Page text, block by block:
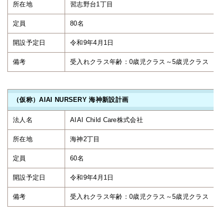
所在地 習志野台1丁目
定員 80名
開設予定日 令和9年4月1日
備考 受入れクラス年齢：0歳児クラス
（仮称）AIAI NURSERY 海神新設計画
法人名 AIAI Child Care株式会社
所在地 海神2丁目
定員 60名
開設予定日 令和9年4月1日
備考 受入れクラス年齢：0歳児クラス